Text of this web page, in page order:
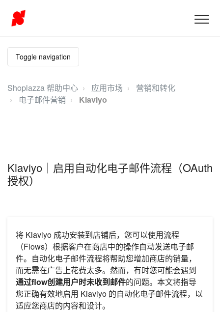
Toggle navigation
Shoplazza 帮助中心 应用市场
营销和转化
电子邮件营销
Klaviyo
Klaviyo｜启用自动化电子邮件流程（OAuth
授权）
将 Klaviyo 成功安装到店铺后，您可以使用流程
（Flows）根据客户在商店中的操作自动发送电子邮
件。自动化电子邮件流程将帮助您增加商店的销量，
而无需在广告上花费太多。然而，有时您可能会遇到
通过flow创建用户时未收到邮件的问题。本文将指导
您正确有效地启用 Klaviyo 的自动化电子邮件流程，以
适应您商店的内容和设计。